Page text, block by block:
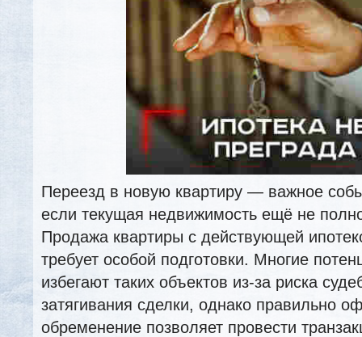
Переезд в новую квартиру — важное
если текущая недвижимость ещё не
Продажа квартиры с действующей
требует особой подготовки. Многие
избегают таких объектов из-за риска
затягивания сделки, однако правильно
обременение позволяет провести